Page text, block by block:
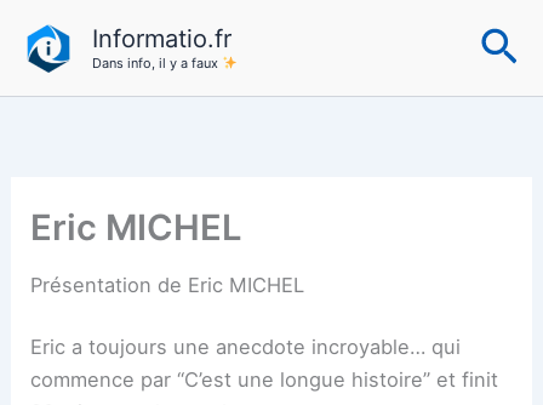
contenu
Informatio.fr
Dans info, il y a faux
Eric MICHEL
Présentation de Eric MICHEL
Eric a toujours une anecdote incroyable… qui
commence par “C’est une longue histoire” et finit